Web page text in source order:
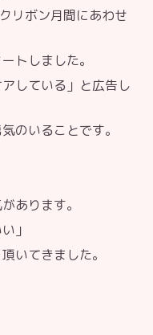
リボン月間にあわせ
トしました。
している」と広告し
のいることです。
あります。
」
いてきました。